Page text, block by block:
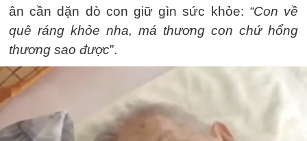
ân cần dặn dò con giữ gìn sức khỏe: “Con về
quê ráng khỏe nha, má thương con chứ hổng
thương sao được”.